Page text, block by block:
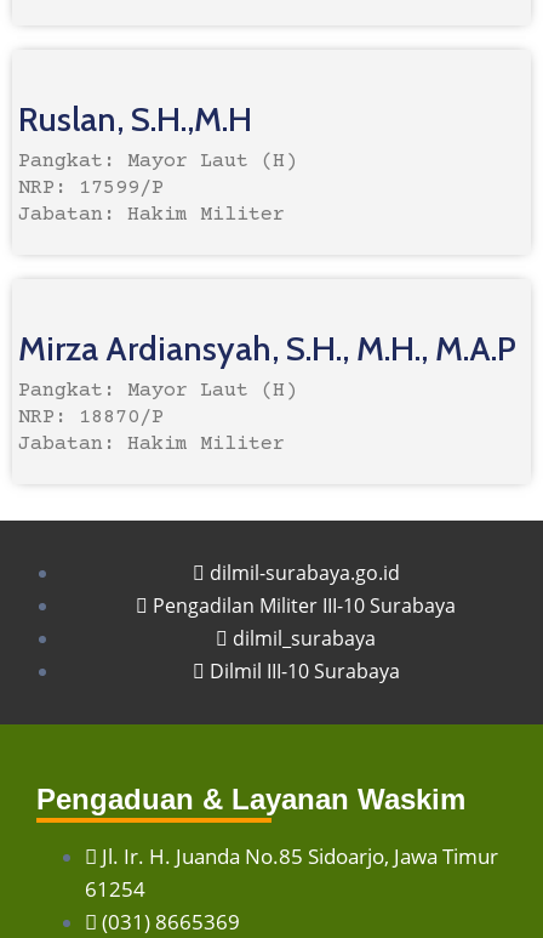
Ruslan, S.H.,M.H
Pangkat: Mayor Laut (H)
NRP: 17599/P
Jabatan: Hakim Militer
Mirza Ardiansyah, S.H., M.H., M.A.P
Pangkat: Mayor Laut (H)
NRP: 18870/P
Jabatan: Hakim Militer
dilmil-surabaya.go.id
Pengadilan Militer III-10 Surabaya
dilmil_surabaya
Dilmil III-10 Surabaya
Pengaduan & Layanan Waskim
Jl. Ir. H. Juanda No.85 Sidoarjo, Jawa Timur
61254
(031) 8665369